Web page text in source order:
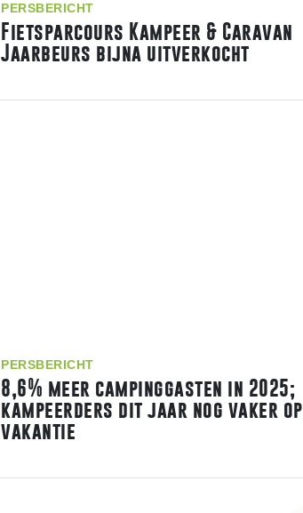
PERSBERICHT
Fietsparcours Kampeer & Caravan
Jaarbeurs bijna uitverkocht
PERSBERICHT
8,6% meer campinggasten in 2025;
kampeerders dit jaar nog vaker op
vakantie